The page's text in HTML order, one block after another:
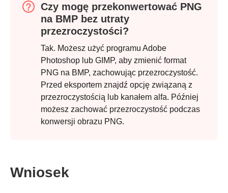
Krok 1.
Czy mogę przekonwertować PNG
na BMP bez utraty
przezroczystości?
Tak. Możesz użyć programu Adobe
Photoshop lub GIMP, aby zmienić format
PNG na BMP, zachowując przezroczystość.
Przed eksportem znajdź opcję związaną z
przezroczystością lub kanałem alfa. Później
możesz zachować przezroczystość podczas
konwersji obrazu PNG.
Wniosek